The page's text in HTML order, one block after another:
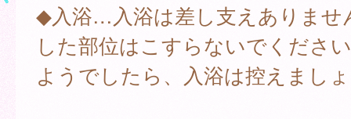
◆入浴…入浴は差し支えありませ
した部位はこすらないでくださ
ようでしたら、入浴は控えまし